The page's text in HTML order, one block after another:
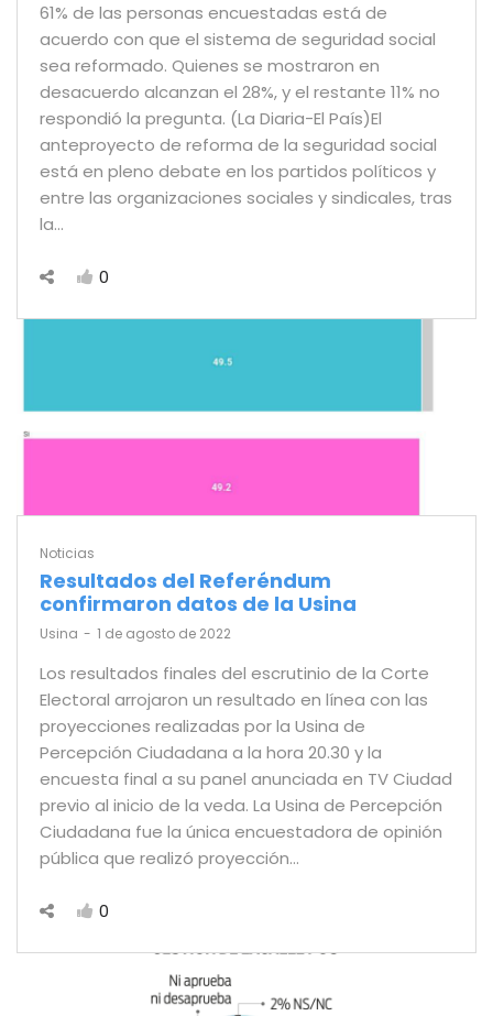
61% de las personas encuestadas está de
acuerdo con que el sistema de seguridad social
sea reformado. Quienes se mostraron en
desacuerdo alcanzan el 28%, y el restante 11% no
respondió la pregunta. (La Diaria-El País)El
anteproyecto de reforma de la seguridad social
está en pleno debate en los partidos políticos y
entre las organizaciones sociales y sindicales, tras
la…
0
Noticias
Resultados del Referéndum
confirmaron datos de la Usina
by
Usina 1 de agosto de 2022
Los resultados finales del escrutinio de la Corte
Electoral arrojaron un resultado en línea con las
proyecciones realizadas por la Usina de
Percepción Ciudadana a la hora 20.30 y la
encuesta final a su panel anunciada en TV Ciudad
previo al inicio de la veda. La Usina de Percepción
Ciudadana fue la única encuestadora de opinión
pública que realizó proyección…
0